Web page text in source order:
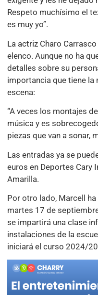
Respeto muchísimo el
es muy yo”.
La actriz Charo
elenco. Aunque no ha
detalles sobre su
importancia que tiene la
escena:
“A veces los montajes
música y es
piezas que van a sonar,
Las entradas ya se
euros en Deportes Cary
Amarilla.
Por otro lado, Marcell
martes 17 de
se impartirá una clase
instalaciones de la
iniciará el curso 2024/